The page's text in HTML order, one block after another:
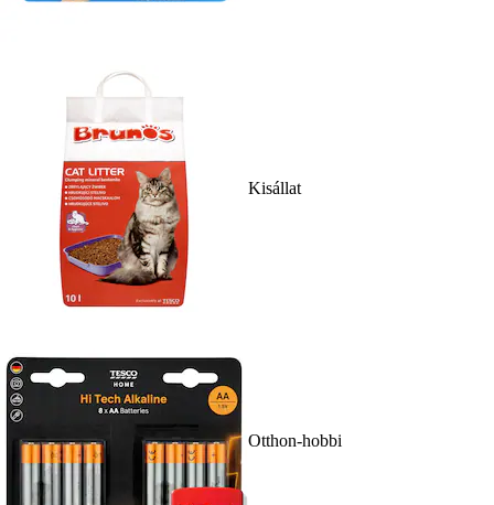
Kisállat
Otthon-hobbi